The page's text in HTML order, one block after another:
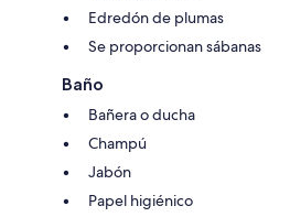
Edredón de plumas
Se proporcionan sábanas
Baño
Bañera o ducha
Champú
Jabón
Papel higiénico